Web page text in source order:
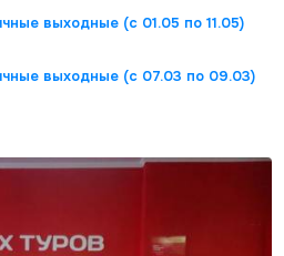
выходные (с 01.05 по 11.05)
выходные (с 07.03 по 09.03)